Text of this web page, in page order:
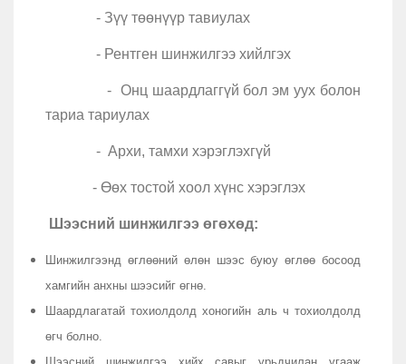
- Зүү төөнүүр тавиулах
- Рентген шинжилгээ хийлгэх
- Онц шаардлаггүй бол эм уух болон
тариа тариулах
- Архи, тамхи хэрэглэхгүй
- Өөх тостой хоол хүнс хэрэглэх
Шээсний шинжилгээ өгөхөд:
Шинжилгээнд өглөөний өлөн шээс буюу өглөө босоод
хамгийн анхны шээсийг өгнө.
Шаардлагатай тохиолдолд хоногийн аль ч тохиолдолд
өгч болно.